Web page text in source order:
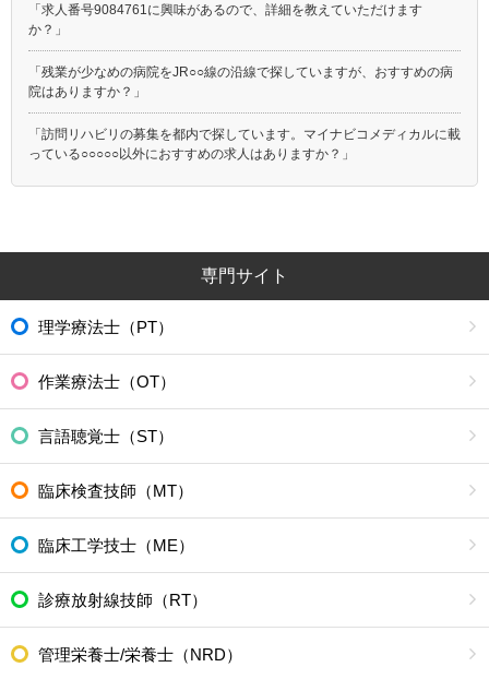
「求人番号9084761に興味があるので、詳細を教えていただけます
か？」
「残業が少なめの病院をJR○○線の沿線で探していますが、おすすめの病
院はありますか？」
「訪問リハビリの募集を都内で探しています。マイナビコメディカルに載
っている○○○○○以外におすすめの求人はありますか？」
専門サイト
理学療法士（PT）
作業療法士（OT）
言語聴覚士（ST）
臨床検査技師（MT）
臨床工学技士（ME）
診療放射線技師（RT）
管理栄養士/栄養士（NRD）